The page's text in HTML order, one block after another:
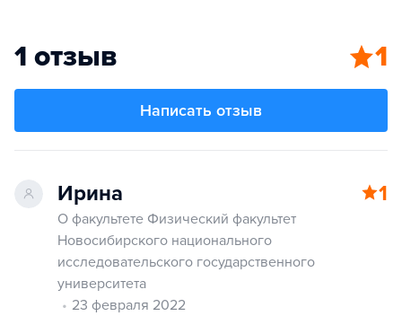
1 отзыв 1
Написать отзыв
Ирина 1
О факультете Физический факультет
Новосибирского национального
исследовательского государственного
университета
23 февраля 2022